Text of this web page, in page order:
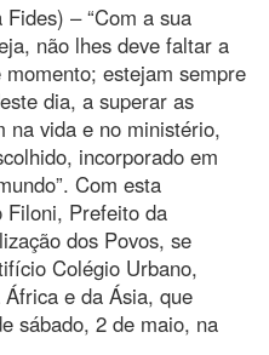
– “Com a sua
não lhes deve faltar a
estejam sempre
dia, a superar as
na vida e no ministério,
incorporado em
Com esta
Filoni, Prefeito da
dos Povos, se
Colégio Urbano,
e da Ásia, que
sábado, 2 de maio, na